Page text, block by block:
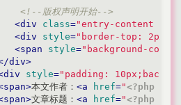
<!--版权声明开始-->
<div class="entry-content l-
<div style="border-top: 2px
<span style="background-
div>
div style="padding:
span>本文作者： <a href="<?php
span>文章标题： <a href="<?php